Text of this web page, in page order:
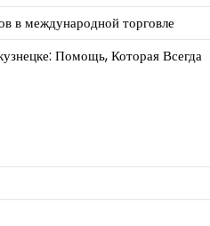
в международной торговле
Помощь, Которая Всегда